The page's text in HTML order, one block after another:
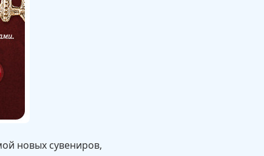
новых сувениров,